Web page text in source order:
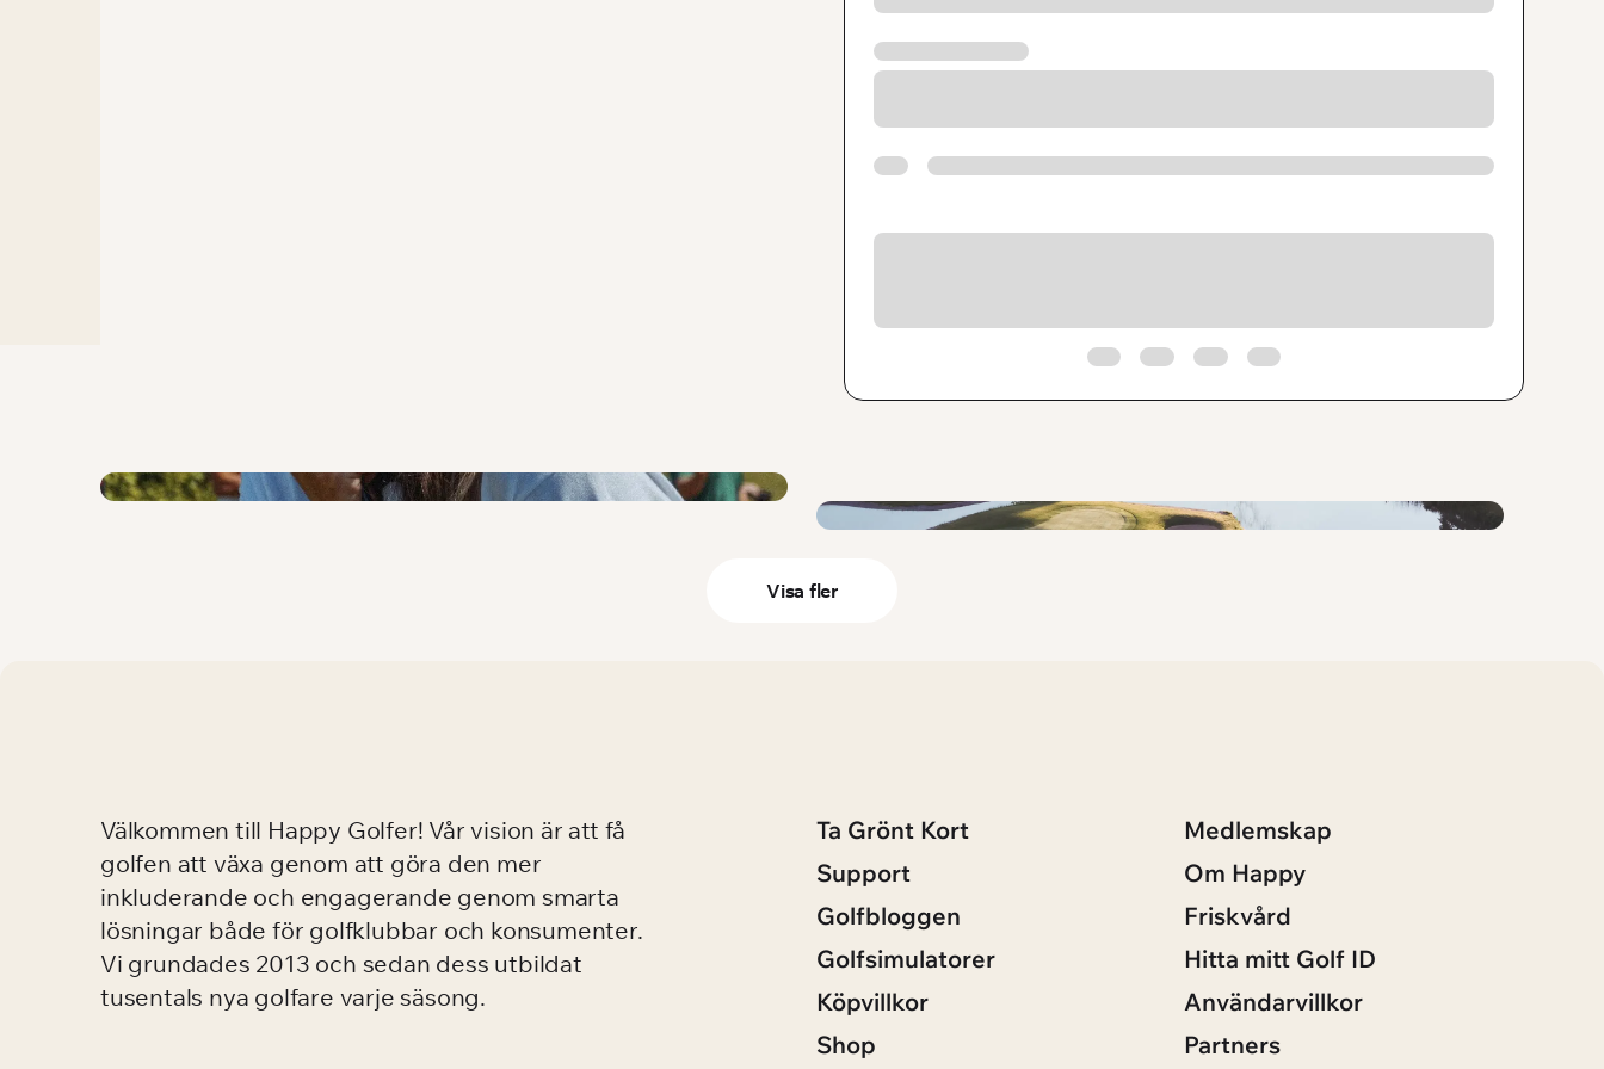
Visa fler
Välkommen till Happy Golfer! Vår vision är att få
golfen att växa genom att göra den mer
inkluderande och engagerande genom smarta
lösningar både för golfklubbar och konsumenter.
Vi grundades 2013 och sedan dess utbildat
tusentals nya golfare varje säsong.
Ta Grönt Kort
Medlemskap
Support
Om Happy
Golfbloggen
Friskvård
Golfsimulatorer
Hitta mitt Golf ID
Köpvillkor
Användarvillkor
Shop
Partners